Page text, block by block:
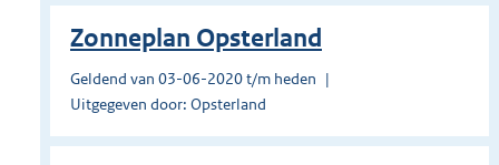
Zonneplan Opsterland
Geldend van 03-06-2020 t/m heden
Uitgegeven door: Opsterland